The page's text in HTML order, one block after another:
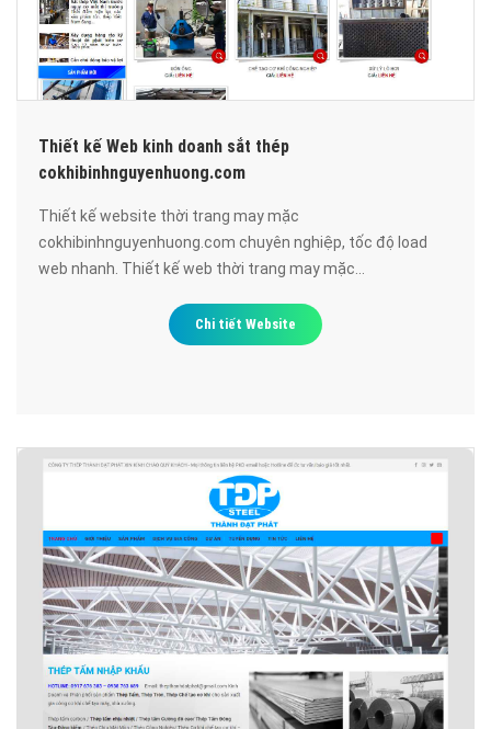
Thiết kế Web kinh doanh sắt thép
cokhibinhnguyenhuong.com
Thiết kế website thời trang may mặc
cokhibinhnguyenhuong.com chuyên nghiệp, tốc độ load
web nhanh. Thiết kế web thời trang may mặc
mật cao, uy tín, chất lượng.Chi tiết Website